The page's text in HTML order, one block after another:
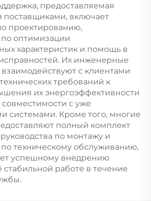
предоставляемая
включает
проектированию,
оптимизации
характеристик и помощь в
Их инженерные
с клиентами
требований к
их энергоэффективности
с уже
системами. Кроме того, многие
полный комплект
по монтажу и
техническому обслуживанию,
успешному внедрению
работе в течение